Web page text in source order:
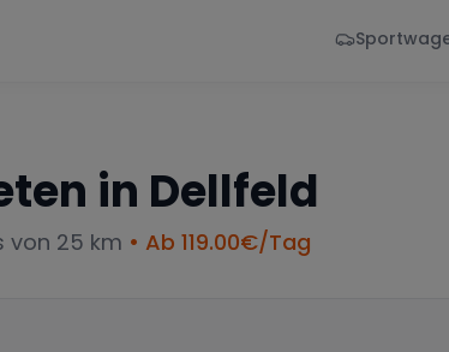
in Dellfeld
von 25 km • Ab 119.00€/Tag